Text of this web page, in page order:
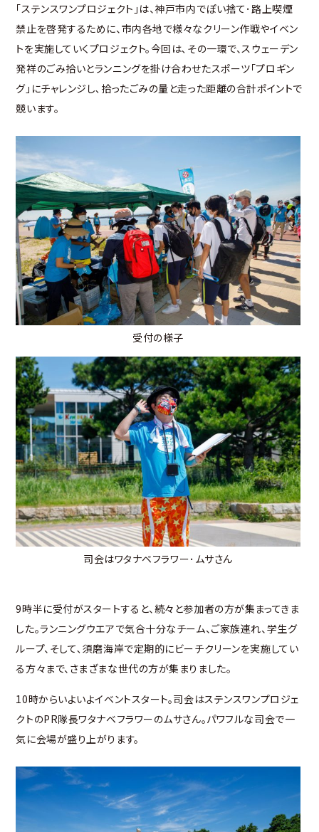
「ステンスワンプロジェクト」は、神戸市内でぽい捨て･路上喫煙
禁止を啓発するために、市内各地で様々なクリーン作戦やイベン
トを実施していくプロジェクト。今回は､その一環で、スウェーデン
発祥のごみ拾いとランニングを掛け合わせたスポーツ「プロギン
グ」にチャレンジし､拾ったごみの量と走った距離の合計ポイントで
競います。
受付の様子
司会はワタナベフラワー･ムサさん
9時半に受付がスタートすると、続々と参加者の方が集まってきま
した。ランニングウエアで気合十分なチーム、ご家族連れ、学生グ
ループ、そして､須磨海岸で定期的にビーチクリーンを実施してい
る方々まで、さまざまな世代の方が集まりました。
10時からいよいよイベントスタート。司会はステンスワンプロジェ
クトのPR隊長ワタナベフラワーのムサさん。パワフルな司会で一
気に会場が盛り上がります。